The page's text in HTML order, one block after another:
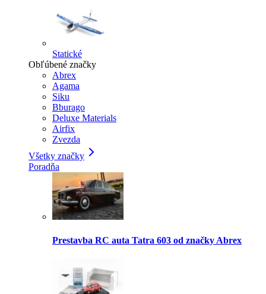
Statické
Obľúbené značky
Abrex
Agama
Siku
Bburago
Deluxe Materials
Airfix
Zvezda
Všetky značky
Poradňa
Prestavba RC auta Tatra 603 od značky Abrex